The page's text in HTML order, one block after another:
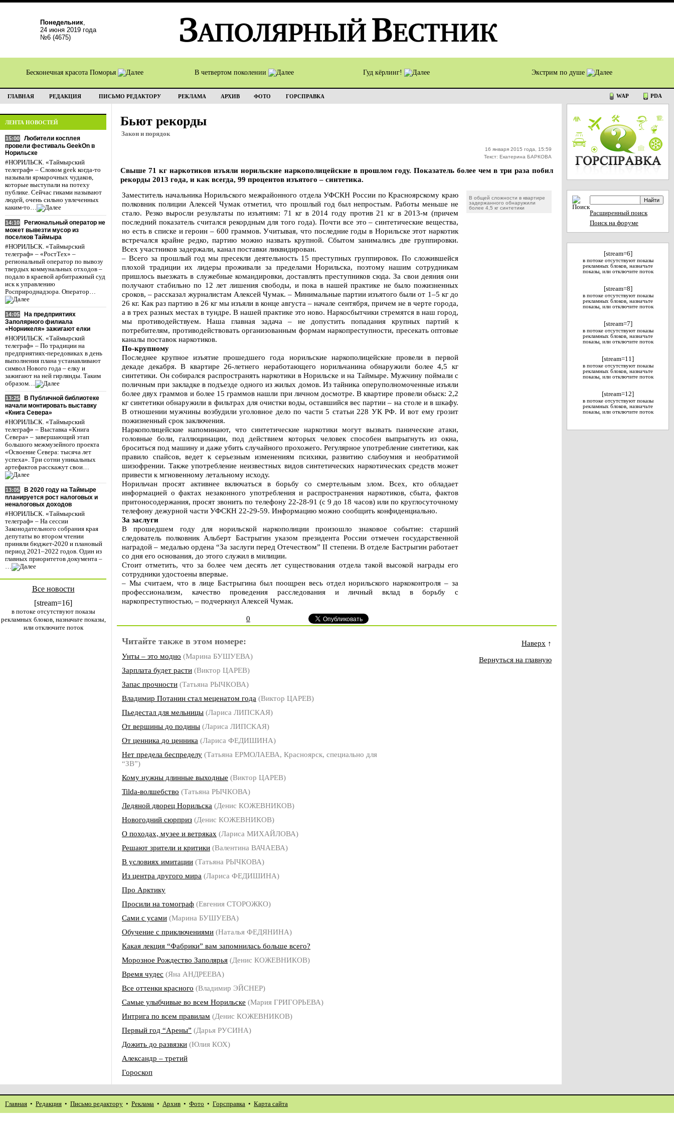
Понедельник,
24 июня 2019 года
№6 (4675)
Бесконечная красота Поморья В четвертом поколении Гуд кёрлинг! Экстрим по душе
ГЛАВНАЯ РЕДАКЦИЯ ПИСЬМО РЕДАКТОРУ РЕКЛАМА АРХИВ ФОТО ГОРСПРАВКА WAP PDA
ЛЕНТА НОВОСТЕЙ
15:00
Любители косплея
провели фестиваль GeekOn в
Норильске
#НОРИЛЬСК. «Таймырский
телеграф» – Словом geek когда-то
называли ярмарочных чудаков,
которые выступали на потеху
публике. Сейчас гиками называют
людей, очень сильно увлеченных
каким-то…
14:10
Региональный оператор не
может вывезти мусор из
поселков Таймыра
#НОРИЛЬСК. «Таймырский
телеграф» – «РостТех» –
региональный оператор по вывозу
твердых коммунальных отходов –
подало в краевой арбитражный суд
иск к управлению
Росприроднадзора. Оператор…
14:05
На предприятиях
Заполярного филиала
«Норникеля» зажигают елки
#НОРИЛЬСК. «Таймырский
телеграф» – По традиции на
предприятиях-передовиках в день
выполнения плана устанавливают
символ Нового года – елку и
зажигают на ней гирлянды. Таким
образом…
13:25
В Публичной библиотеке
начали монтировать выставку
«Книга Севера»
#НОРИЛЬСК. «Таймырский
телеграф» – Выставка «Книга
Севера» – завершающий этап
большого межмузейного проекта
«Освоение Севера: тысяча лет
успеха». Три сотни уникальных
артефактов расскажут свои…
13:05
В 2020 году на Таймыре
планируется рост налоговых и
неналоговых доходов
#НОРИЛЬСК. «Таймырский
телеграф» – На сессии
Законодательного собрания края
депутаты во втором чтении
приняли бюджет-2020 и плановый
период 2021–2022 годов. Один из
главных приоритетов документа –
…
Все новости
[stream=16]
в потоке отсутствуют показы
рекламных блоков, назначьте показы,
или отключите поток
Бьют рекорды
Закон и порядок
16 января 2015 года, 15:59
Текст: Екатерина БАРКОВА
Свыше 71 кг наркотиков изъяли норильские наркополицейские в прошлом году. Показатель более чем в три раза побил
рекорды 2013 года, и как всегда, 99 процентов изъятого – синтетика.
Заместитель начальника Норильского межрайонного отдела УФСКН России по Красноярскому краю
полковник полиции Алексей Чумак отметил, что прошлый год был непростым. Работы меньше не
стало. Резко выросли результаты по изъятиям: 71 кг в 2014 году против 21 кг в 2013-м (причем
последний показатель считался рекордным для того года). Почти все это – синтетические вещества,
но есть в списке и героин – 600 граммов. Учитывая, что последние годы в Норильске этот наркотик
встречался крайне редко, партию можно назвать крупной. Сбытом занимались две группировки.
Всех участников задержали, канал поставки ликвидирован.
– Всего за прошлый год мы пресекли деятельность 15 преступных группировок. По сложившейся
плохой традиции их лидеры проживали за пределами Норильска, поэтому нашим сотрудникам
пришлось выезжать в служебные командировки, доставлять преступников сюда. За свои деяния они
получают стабильно по 12 лет лишения свободы, и пока в нашей практике не было пожизненных
сроков, – рассказал журналистам Алексей Чумак. – Минимальные партии изъятого были от 1–5 кг до
26 кг. Как раз партию в 26 кг мы изъяли в конце августа – начале сентября, причем не в черте города,
а в трех разных местах в тундре. В нашей практике это ново. Наркосбытчики стремятся в наш город,
мы противодействуем. Наша главная задача – не допустить попадания крупных партий к
потребителям, противодействовать организованным формам наркопреступности, пресекать оптовые
каналы поставок наркотиков.
По-крупному
Последнее крупное изъятие прошедшего года норильские наркополицейские провели в первой
декаде декабря. В квартире 26-летнего неработающего норильчанина обнаружили более 4,5 кг
синтетики. Он собирался распространять наркотики в Норильске и на Таймыре. Мужчину поймали с
поличным при закладке в подъезде одного из жилых домов. Из тайника оперуполномоченные изъяли
более двух граммов и более 15 граммов нашли при личном досмотре. В квартире провели обыск: 2,2
кг синтетики обнаружили в фильтрах для очистки воды, оставшийся вес партии – на столе и в шкафу.
В отношении мужчины возбудили уголовное дело по части 5 статьи 228 УК РФ. И вот ему грозит
пожизненный срок заключения.
Наркополицейские напоминают, что синтетические наркотики могут вызвать панические атаки,
головные боли, галлюцинации, под действием которых человек способен выпрыгнуть из окна,
броситься под машину и даже убить случайного прохожего. Регулярное употребление синтетики, как
правило спайсов, ведет к серьезным изменениям психики, развитию слабоумия и необратимой
шизофрении. Также употребление неизвестных видов синтетических наркотических средств может
привести к мгновенному летальному исходу.
Норильчан просят активнее включаться в борьбу со смертельным злом. Всех, кто обладает
информацией о фактах незаконного употребления и распространения наркотиков, сбыта, фактов
притоносодержания, просят звонить по телефону 22-28-91 (с 9 до 18 часов) или по круглосуточному
телефону дежурной части УФСКН 22-29-59. Информацию можно сообщить конфиденциально.
За заслуги
В прошедшем году для норильской наркополиции произошло знаковое событие: старший
следователь полковник Альберт Бастрыгин указом президента России отмечен государственной
наградой – медалью ордена “За заслуги перед Отечеством” II степени. В отделе Бастрыгин работает
со дня его основания, до этого служил в милиции.
Стоит отметить, что за более чем десять лет существования отдела такой высокой награды его
сотрудники удостоены впервые.
– Мы считаем, что в лице Бастрыгина был поощрен весь отдел норильского наркоконтроля – за
профессионализм, качество проведения расследования и личный вклад в борьбу с
наркопреступностью, – подчеркнул Алексей Чумак.
В общей сложности в квартире
задержанного обнаружили
более 4,5 кг синтетики
0
Читайте также в этом номере:
Унты – это модно (Марина БУШУЕВА)
Зарплата будет расти (Виктор ЦАРЕВ)
Запас прочности (Татьяна РЫЧКОВА)
Владимир Потанин стал меценатом года (Виктор ЦАРЕВ)
Пьедестал для мельницы (Лариса ЛИПСКАЯ)
От вершины до подины (Лариса ЛИПСКАЯ)
От ценника до ценника (Лариса ФЕДИШИНА)
Нет предела беспределу (Татьяна ЕРМОЛАЕВА, Красноярск, специально для
“ЗВ”)
Кому нужны длинные выходные (Виктор ЦАРЕВ)
Tilda-волшебство (Татьяна РЫЧКОВА)
Ледяной дворец Норильска (Денис КОЖЕВНИКОВ)
Новогодний сюрприз (Денис КОЖЕВНИКОВ)
О походах, музее и ветряках (Лариса МИХАЙЛОВА)
Решают зрители и критики (Валентина ВАЧАЕВА)
В условиях имитации (Татьяна РЫЧКОВА)
Из центра другого мира (Лариса ФЕДИШИНА)
Про Арктику
Просили на томограф (Евгения СТОРОЖКО)
Сами с усами (Марина БУШУЕВА)
Обучение с приключениями (Наталья ФЕДЯНИНА)
Какая лекция “Фабрики” вам запомнилась больше всего?
Морозное Рождество Заполярья (Денис КОЖЕВНИКОВ)
Время чудес (Яна АНДРЕЕВА)
Все оттенки красного (Владимир ЭЙСНЕР)
Самые улыбчивые во всем Норильске (Мария ГРИГОРЬЕВА)
Интрига по всем правилам (Денис КОЖЕВНИКОВ)
Первый год “Арены” (Дарья РУСИНА)
Дожить до развязки (Юлия КОХ)
Александр – третий
Гороскоп
Наверх ↑
Вернуться на главную
Расширенный поиск
Поиск на форуме
[stream=6]
в потоке отсутствуют показы
рекламных блоков, назначьте
показы, или отключите поток
[stream=8]
в потоке отсутствуют показы
рекламных блоков, назначьте
показы, или отключите поток
[stream=7]
в потоке отсутствуют показы
рекламных блоков, назначьте
показы, или отключите поток
[stream=11]
в потоке отсутствуют показы
рекламных блоков, назначьте
показы, или отключите поток
[stream=12]
в потоке отсутствуют показы
рекламных блоков, назначьте
показы, или отключите поток
Главная • Редакция • Письмо редактору • Реклама • Архив • Фото • Горсправка • Карта сайта